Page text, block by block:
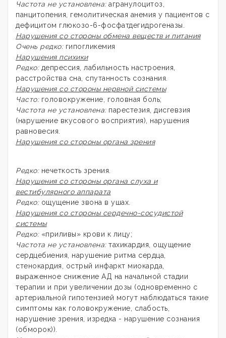
Частота не установлена:агранулоцитоз,
панцитопения, гемолитическая анемия у пациентов с
дефицитом глюкозо-6-фосфатдегидрогеназы.
Нарушения со стороны обмена веществ и питания
Очень редко:гипогликемия
Нарушения психики
Редко:депрессия, лабильность настроения,
расстройства сна, спутанность сознания.
Нарушения со стороны нервной системы
Часто:головокружение, головная боль;
Частота не установлена:парестезия, дисгевзия
(нарушение вкусового восприятия), нарушения
равновесия.
Нарушения со стороны органа зрения
Редко:нечеткость зрения.
Нарушения со стороны органа слуха и
вестибулярного аппарата
Редко:ощущение звона в ушах.
Нарушения со стороны сердечно-сосудистой
системы
Редко:«приливы» крови к лицу;
Частота не установлена:тахикардия, ощущение
сердцебиения, нарушение ритма сердца,
стенокардия, острый инфаркт миокарда,
выраженное снижение АД на начальной стадии
терапии и при увеличении дозы (одновременно с
артериальной гипотензией могут наблюдаться такие
симптомы как головокружение, слабость,
нарушение зрения, изредка - нарушение сознания
(обморок)).